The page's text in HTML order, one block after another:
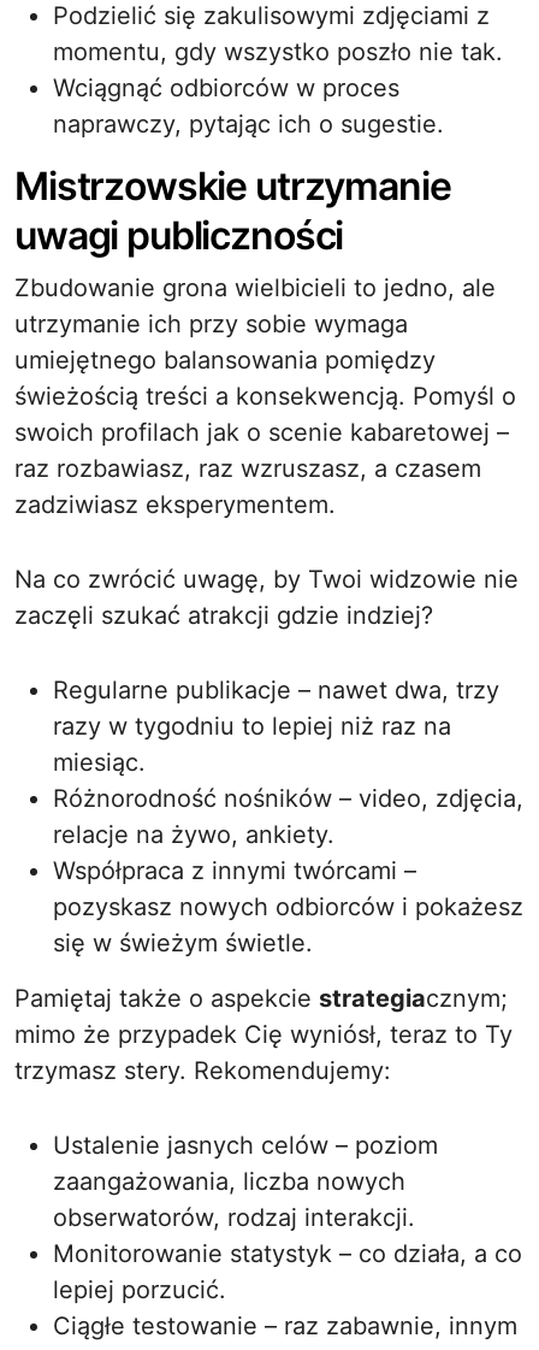
Podzielić się zakulisowymi zdjęciami z
momentu, gdy wszystko poszło nie tak.
Wciągnąć odbiorców w proces
naprawczy, pytając ich o sugestie.
Mistrzowskie utrzymanie
uwagi publiczności
Zbudowanie grona wielbicieli to jedno, ale
utrzymanie ich przy sobie wymaga
umiejętnego balansowania pomiędzy
świeżością treści a konsekwencją. Pomyśl o
swoich profilach jak o scenie kabaretowej –
raz rozbawiasz, raz wzruszasz, a czasem
zadziwiasz eksperymentem.
Na co zwrócić uwagę, by Twoi widzowie nie
zaczęli szukać atrakcji gdzie indziej?
Regularne publikacje – nawet dwa, trzy
razy w tygodniu to lepiej niż raz na
miesiąc.
Różnorodność nośników – video, zdjęcia,
relacje na żywo, ankiety.
Współpraca z innymi twórcami –
pozyskasz nowych odbiorców i pokażesz
się w świeżym świetle.
Pamiętaj także o aspekcie strategiacznym;
mimo że przypadek Cię wyniósł, teraz to Ty
trzymasz stery. Rekomendujemy:
Ustalenie jasnych celów – poziom
zaangażowania, liczba nowych
obserwatorów, rodzaj interakcji.
Monitorowanie statystyk – co działa, a co
lepiej porzucić.
Ciągłe testowanie – raz zabawnie, innym